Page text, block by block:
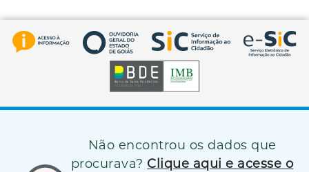
Não encontrou os dados que
procurava? Clique aqui e acesse o